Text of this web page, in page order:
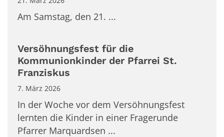
Am Samstag, den 21. ...
Versöhnungsfest für die
Kommunionkinder der Pfarrei St.
Franziskus
7. März 2026
In der Woche vor dem Versöhnungsfest
lernten die Kinder in einer Fragerunde
Pfarrer Marquardsen ...